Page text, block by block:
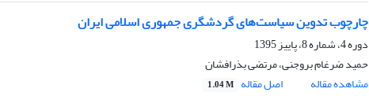
چارچوب تدوین سیاست‌های گردشگری جمهوری اسلامی ایران
دوره 4، شماره 8، پاییز 1395
حمید ضرغام بروجنی، مرتضی بذرافشان
مشاهده مقاله
اصل مقاله 1.04 M